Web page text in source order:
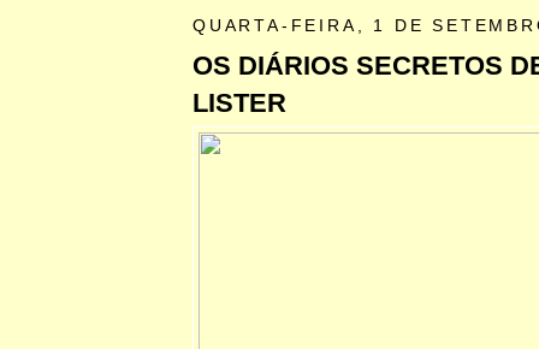
QUARTA-FEIRA, 1 DE
OS DIÁRIOS SECRETOS
LISTER